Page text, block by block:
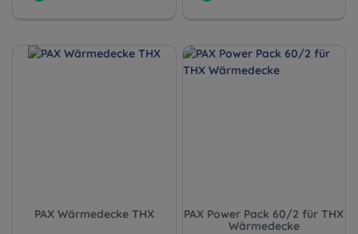
PAX Wärmedecke THX
PAX Power Pack 60/2 für THX
Wärmedecke